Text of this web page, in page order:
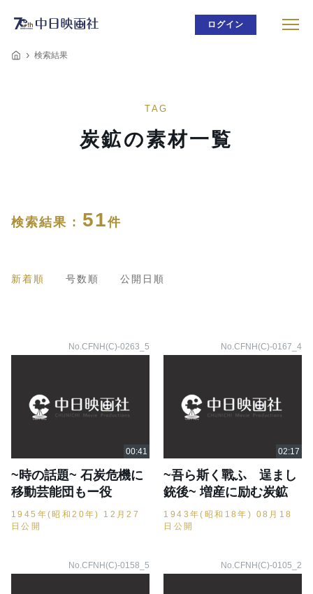
ログイン
検索結果
TAG
炭鉱の素材一覧
検索結果 : 51件
新着順 号数順 公開日順
No.CFNH(C)-0263_5
~時の話題~ 石炭危機に
移動芸能団もー役
1945年(昭和20年) 12月27
日公開
No.CFNH(C)-0167_4
~吾ら斯く戰ふ 逞󠄁まし
銃後~ 増産に励む炭鉱
1943年(昭和18年) 08月18
日公開
No.CFNH(C)-0158_5 No.CFNH(C)-0105_2